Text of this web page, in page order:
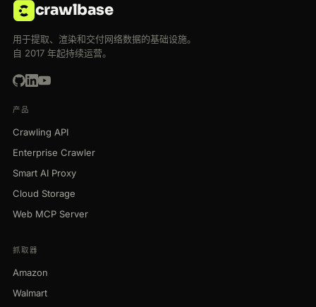
crawlbase
用于提取、渲染和交付网络数据的基础设施。
自 2017 年起持续运营。
产品
Crawling API
Enterprise Crawler
Smart AI Proxy
Cloud Storage
Web MCP Server
抓取器
Amazon
Walmart